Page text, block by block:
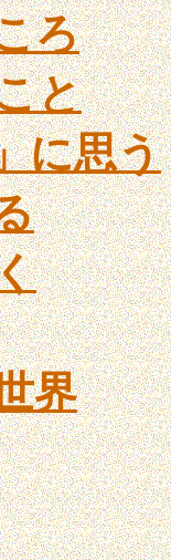
ろ
と
に思う
界